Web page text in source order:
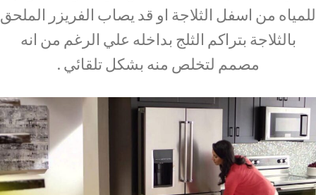
للمياه من اسفل الثلاجة او قد يصاب الفريزر الملحق
بالثلاجة بتراكم الثلج بداخله علي الرغم من انه
مصمم لتخلص منه بشكل تلقائي .